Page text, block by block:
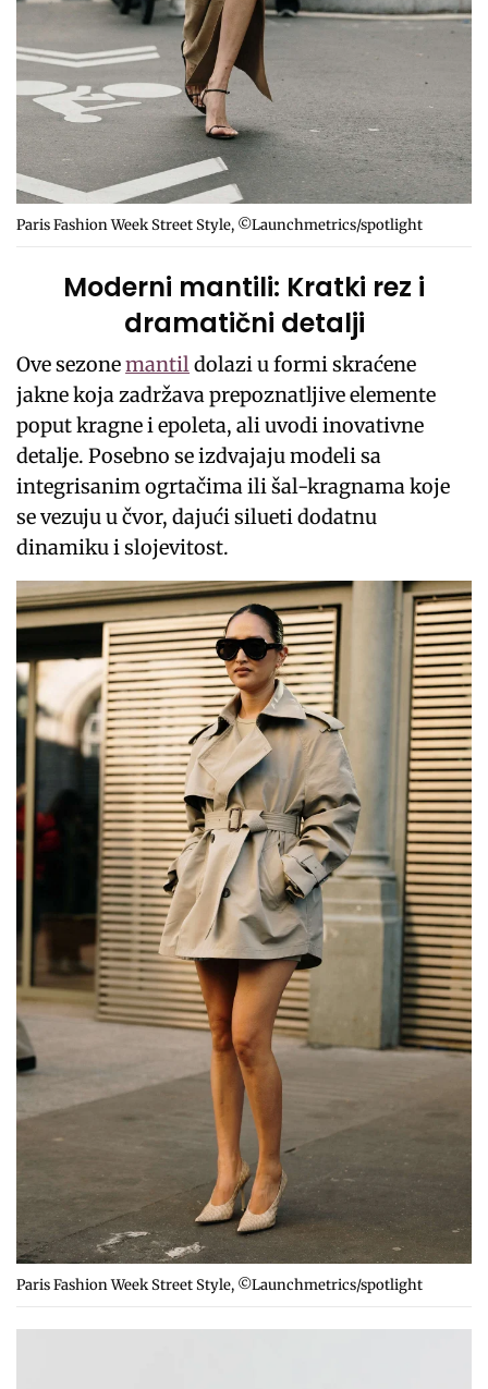
Paris Fashion Week Street Style, ©Launchmetrics/spotlight
Moderni mantili: Kratki rez i
dramatični detalji
Ove sezonemantildolazi u formi skraćene
jakne koja zadržava prepoznatljive elemente
poput kragne i epoleta, ali uvodi inovativne
detalje. Posebno se izdvajaju modeli sa
integrisanim ogrtačima ili šal-kragnama koje
se vezuju u čvor, dajući silueti dodatnu
dinamiku i slojevitost.
Paris Fashion Week Street Style, ©Launchmetrics/spotlight